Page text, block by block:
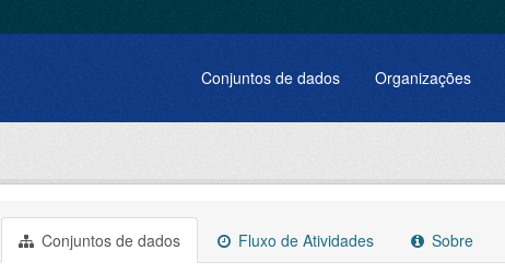
Conjuntos de dados Organizações
Conjuntos de dados Fluxo de Atividades Sobre